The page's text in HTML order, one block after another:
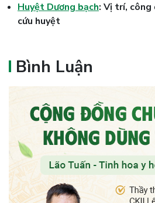
Huyệt Dương bạch: Vị trí, công
cứu huyệt
Bình Luận